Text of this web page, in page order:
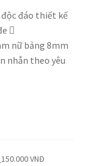
đáo thiết kế
nữ bảng 8mm
nhẫn theo yêu
150.000VNĐ